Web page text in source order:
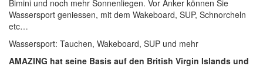
Bimini und noch mehr Sonnenliegen. Vor Anker können Sie
Wassersport geniessen, mit dem Wakeboard, SUP, Schnorcheln
etc…
Wassersport: Tauchen, Wakeboard, SUP und mehr
AMAZING hat seine Basis auf den British Virgin Islands und